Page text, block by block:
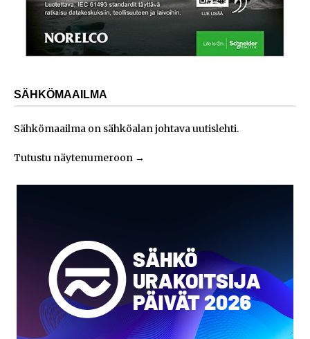
SÄHKÖMAAILMA
Sähkömaailma on sähköalan johtava uutislehti.
Tutustu näytenumeroon →